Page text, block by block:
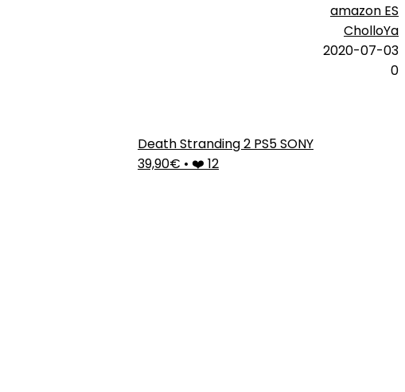
amazon ES
CholloYa
2020-07-03
0
Death Stranding 2 PS5 SONY
39,90€ • ❤️ 12